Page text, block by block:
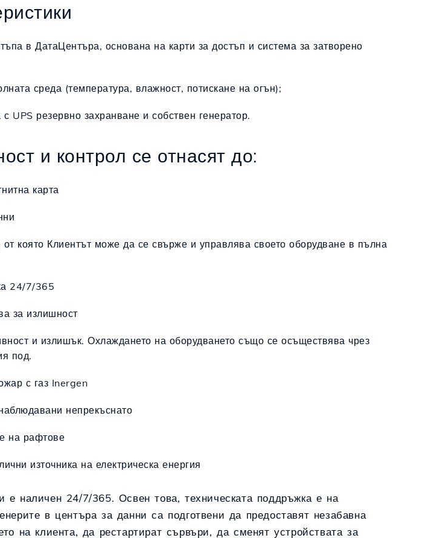
в ДатаЦентъра, основана на карти за достъп и система за затворено
среда (температура, влажност, потискане на огън);
UPS резервно захранване и собствен генератор.
и контрол се отнасят до:
карта
от която Клиентът може да се свърже и управлява своето оборудване в пълна
24/7/365
за излишност
и излишък. Охлаждането на оборудването също се осъществява чрез
под.
с газ Inergen
непрекъснато
на рафтове
източника на електрическа енергия
е наличен 24/7/365. Освен това, техническата поддръжка е на
в центъра за данни са подготвени да предоставят незабавна
на клиента, да рестартират сървъри, да сменят устройствата за